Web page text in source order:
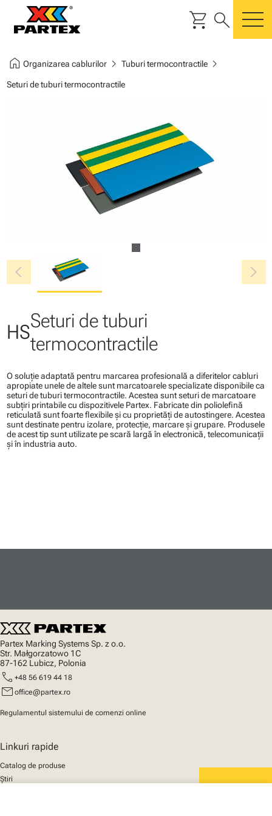
shopping_cart search
home Organizarea cablurilorchevron_right Tuburi termocontractilechevron_right
Seturi de tuburi termocontractile
chevron_left chevron_right
HSSeturi de tuburi
termocontractile
O soluţie adaptată pentru marcarea profesională a diferitelor cabluri
apropiate unele de altele sunt marcatoarele specializate disponibile ca
seturi de tuburi termocontractile. Acestea sunt seturi de marcatoare
subţiri printabile cu dispozitivele Partex. Fabricate din poliolefină
reticulată sunt foarte flexibile şi cu proprietăţi de autostingere. Acestea
sunt destinate pentru izolare, protecţie, marcare şi grupare. Produsele
de acest tip sunt utilizate pe scară largă în electronică, telecomunicaţii
şi în industria auto.
Partex Marking Systems Sp. z o.o.
Str. Małgorzatowo 1C
87-162 Lubicz, Polonia
call +48 56 619 44 18
mail office@partex.ro
Regulamentul sistemului de comenzi online
Linkuri rapide
Catalog de produse
Știri